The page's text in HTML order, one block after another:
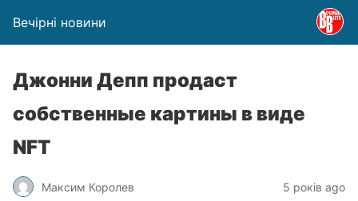
Вечірні новини
Джонни Депп продаст
собственные картины в виде
NFT
Максим Королев 5 років ago